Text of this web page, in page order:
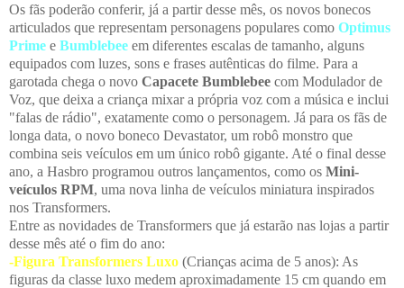
Os fãs poderão conferir, já a partir desse mês, os novos bonecos
articulados que representam personagens populares como Optimus
Prime e Bumblebee em diferentes escalas de tamanho, alguns
equipados com luzes, sons e frases autênticas do filme. Para a
garotada chega o novo Capacete Bumblebee com Modulador de
Voz, que deixa a criança mixar a própria voz com a música e inclui
"falas de rádio", exatamente como o personagem. Já para os fãs de
longa data, o novo boneco Devastator, um robô monstro que
combina seis veículos em um único robô gigante. Até o final desse
ano, a Hasbro programou outros lançamentos, como os Mini-
veículos RPM, uma nova linha de veículos miniatura inspirados
nos Transformers.
Entre as novidades de Transformers que já estarão nas lojas a partir
desse mês até o fim do ano:
-Figura Transformers Luxo (Crianças acima de 5 anos): As
figuras da classe luxo medem aproximadamente 15 cm quando em